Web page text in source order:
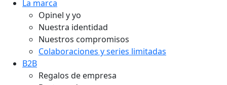
La marca
Opinel y yo
Nuestra identidad
Nuestros compromisos
Colaboraciones y series limitadas
B2B
Regalos de empresa